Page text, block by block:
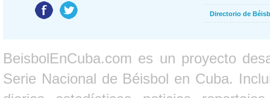
Directorio de
BeisbolEnCuba.com es un proyecto
Serie Nacional de Béisbol en Cuba.